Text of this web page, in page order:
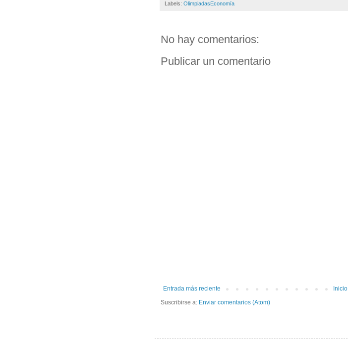
Labels: OlimpiadasEconomía
No hay comentarios:
Publicar un comentario
Entrada más reciente
Inicio
Suscribirse a: Enviar comentarios (Atom)